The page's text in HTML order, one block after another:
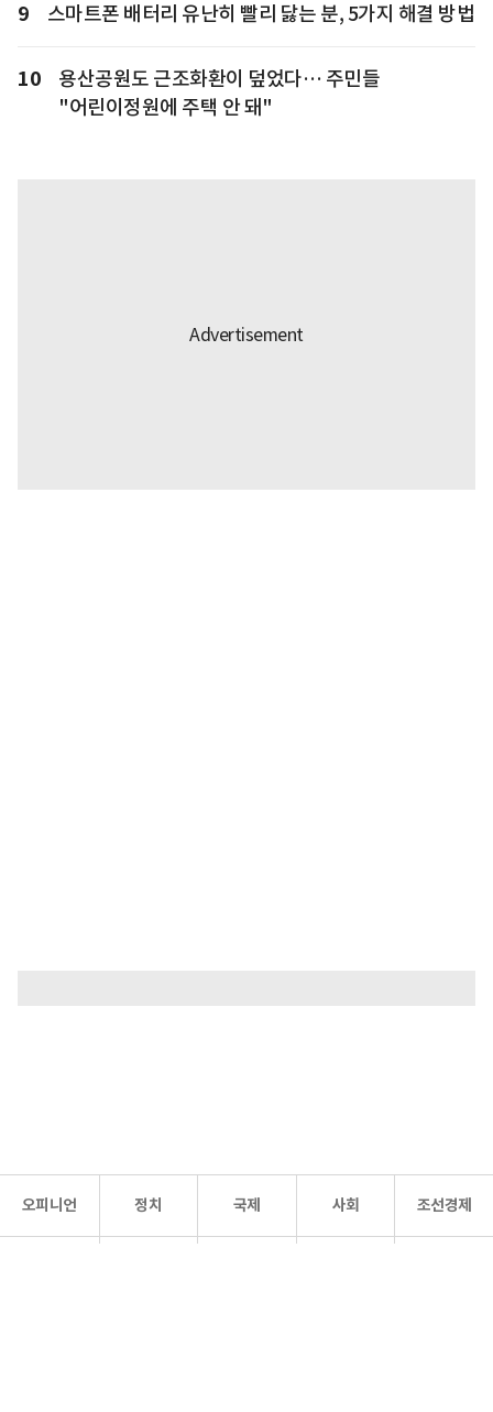
9 스마트폰 배터리 유난히 빨리 닳는 분, 5가지 해결 방법
10
용산공원도 근조화환이 덮었다… 주민들
"어린이정원에 주택 안 돼"
오피니언 정치 국제 사회 조선경제